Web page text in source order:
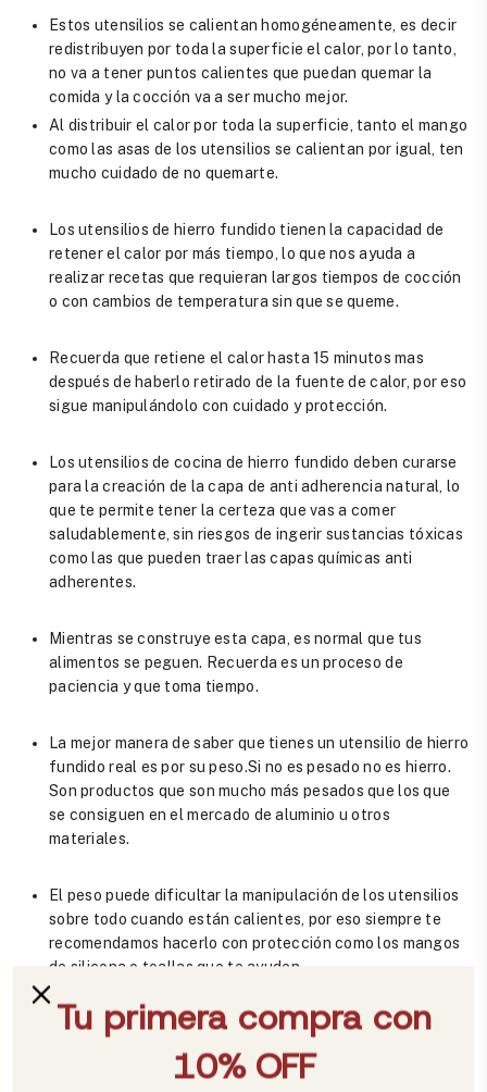
Estos utensilios se calientan homogéneamente, es decir
redistribuyen por toda la superficie el calor, por lo tanto,
no va a tener puntos calientes que puedan quemar la
comida y la cocción va a ser mucho mejor.
Al distribuir el calor por toda la superficie, tanto el mango
como las asas de los utensilios se calientan por igual, ten
mucho cuidado de no quemarte.
Los utensilios de hierro fundido tienen la capacidad de
retener el calor por más tiempo, lo que nos ayuda a
realizar recetas que requieran largos tiempos de cocción
o con cambios de temperatura sin que se queme.
Recuerda que retiene el calor hasta 15 minutos mas
después de haberlo retirado de la fuente de calor, por eso
sigue manipulándolo con cuidado y protección.
Los utensilios de cocina de hierro fundido deben curarse
para la creación de la capa de anti adherencia natural, lo
que te permite tener la certeza que vas a comer
saludablemente, sin riesgos de ingerir sustancias tóxicas
como las que pueden traer las capas químicas anti
adherentes.
Mientras se construye esta capa, es normal que tus
alimentos se peguen. Recuerda es un proceso de
paciencia y que toma tiempo.
La mejor manera de saber que tienes un utensilio de hierro
fundido real es por su peso.Si no es pesado no es hierro.
Son productos que son mucho más pesados que los que
se consiguen en el mercado de aluminio u otros
materiales.
El peso puede dificultar la manipulación de los utensilios
sobre todo cuando están calientes, por eso siempre te
recomendamos hacerlo con protección como los mangos
de silicona o toallas que te ayuden.
Puedes usarlos en diferentes fuentes de calor, es decir
cerámica, parrilla, horno o en fogata.